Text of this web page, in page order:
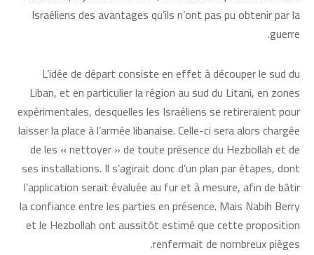
Israéliens des avantages qu’ils n’ont pas pu obtenir par la
guerre.
L’idée de départ consiste en effet à découper le sud du
Liban, et en particulier la région au sud du Litani, en zones
expérimentales, desquelles les Israéliens se retireraient pour
laisser la place à l’armée libanaise. Celle-ci sera alors chargée
de les « nettoyer » de toute présence du Hezbollah et de
ses installations. Il s’agirait donc d’un plan par étapes, dont
l’application serait évaluée au fur et à mesure, afin de bâtir
la confiance entre les parties en présence. Mais Nabih Berry
et le Hezbollah ont aussitôt estimé que cette proposition
renfermait de nombreux pièges.